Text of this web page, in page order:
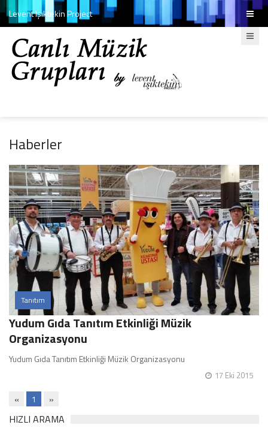
Levent Işıktekin Project
Haberler
Tanıtım
Yudum Gıda Tanıtım Etkinliği Müzik
Organizasyonu
Yudum Gıda Tanıtım Etkinliği Müzik Organizasyonu
17 Eki 2015
« 1 »
HIZLI ARAMA